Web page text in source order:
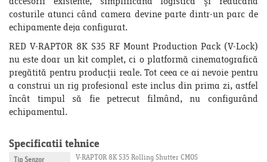
costurile atunci când camera devine parte dintr-un parc de
echipamente deja configurat.
RED V-RAPTOR 8K S35 RF Mount Production Pack (V-Lock)
nu este doar un kit complet, ci o platformă cinematografică
pregătită pentru producții reale. Tot ceea ce ai nevoie pentru
a construi un rig profesional este inclus din prima zi, astfel
încât timpul să fie petrecut filmând, nu configurând
echipamentul.
Specificatii tehnice
V-RAPTOR 8K S35 Rolling Shutter CMOS